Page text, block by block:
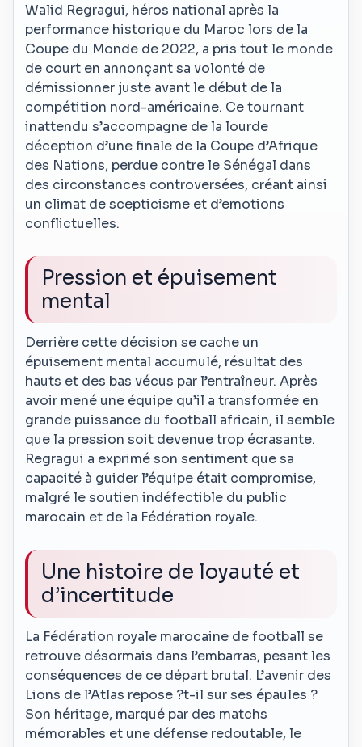
Walid Regragui, héros national après la
performance historique du Maroc lors de la
Coupe du Monde de 2022, a pris tout le monde
de court en annonçant sa volonté de
démissionner juste avant le début de la
compétition nord-américaine. Ce tournant
inattendu s’accompagne de la lourde
déception d’une finale de la Coupe d’Afrique
des Nations, perdue contre le Sénégal dans
des circonstances controversées, créant ainsi
un climat de scepticisme et d’emotions
conflictuelles.
Pression et épuisement
mental
Derrière cette décision se cache un
épuisement mental accumulé, résultat des
hauts et des bas vécus par l’entraîneur. Après
avoir mené une équipe qu’il a transformée en
grande puissance du football africain, il semble
que la pression soit devenue trop écrasante.
Regragui a exprimé son sentiment que sa
capacité à guider l’équipe était compromise,
malgré le soutien indéfectible du public
marocain et de la Fédération royale.
Une histoire de loyauté et
d’incertitude
La Fédération royale marocaine de football se
retrouve désormais dans l’embarras, pesant les
conséquences de ce départ brutal. L’avenir des
Lions de l’Atlas repose ?t-il sur ses épaules ?
Son héritage, marqué par des matchs
mémorables et une défense redoutable, le